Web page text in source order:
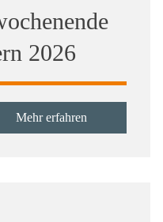
2026
Mehr erfahren